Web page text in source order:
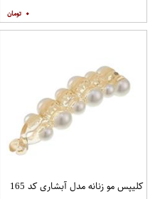
۰
کلیپس مو زنانه مدل آبشاری کد 165